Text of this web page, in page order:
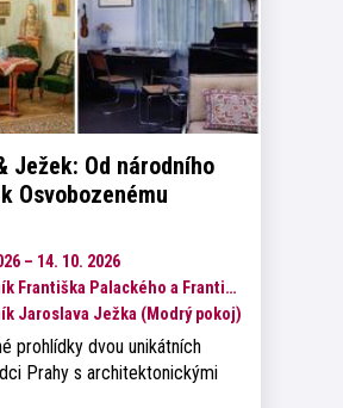
Ježek: Od národního
Osvobozenému
– 14. 10. 2026
Palackého a Františka Ladislava Riegra
Jaroslava Ježka (Modrý pokoj)
prohlídky dvou unikátních
Prahy s architektonickými